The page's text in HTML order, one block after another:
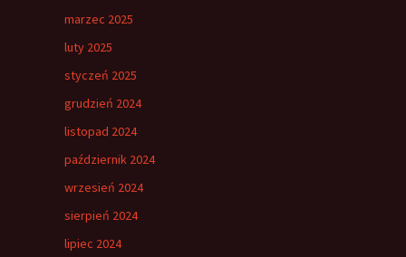
marzec 2025
luty 2025
styczeń 2025
grudzień 2024
listopad 2024
październik 2024
wrzesień 2024
sierpień 2024
lipiec 2024